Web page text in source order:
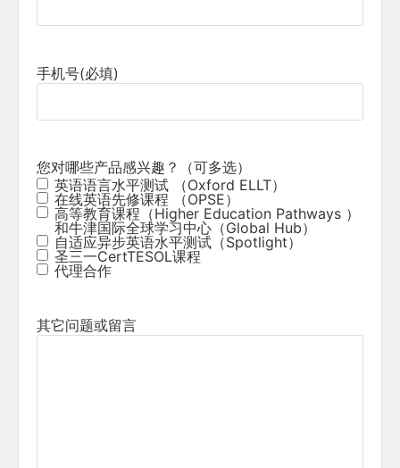
手机号(必填)
您对哪些产品感兴趣？（可多选）
英语语言水平测试 （Oxford ELLT）
在线英语先修课程 （OPSE）
高等教育课程（Higher Education Pathways ）
和牛津国际全球学习中心（Global Hub）
自适应异步英语水平测试（Spotlight）
圣三一CertTESOL课程
代理合作
其它问题或留言